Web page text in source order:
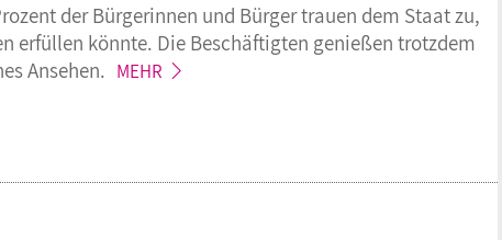
der Bürgerinnen und Bürger trauen dem Staat zu,
erfüllen könnte. Die Beschäftigten genießen trotzdem
Ansehen. MEHR